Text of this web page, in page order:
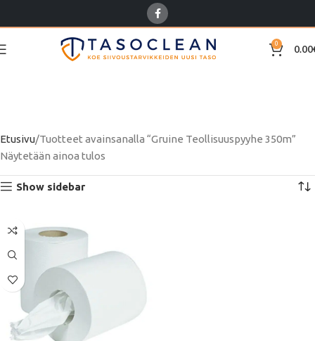
0 0.00
Etusivu Tuotteet avainsanalla “Gruine Teollisuuspyyhe 350m”
Näytetään ainoa tulos
Show sidebar